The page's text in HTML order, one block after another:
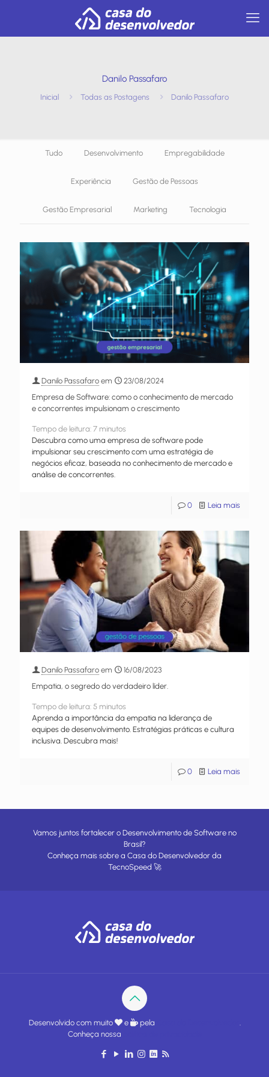
Danilo Passafaro
Inicial Todas as Postagens Danilo Passafaro
Tudo Desenvolvimento Empregabilidade
Experiência Gestão de Pessoas
Gestão Empresarial Marketing Tecnologia
Danilo Passafaro em
23/08/2024
Empresa de Software: como o conhecimento de mercado
e concorrentes impulsionam o crescimento
Tempo de leitura: 7 minutos
Descubra como uma empresa de software pode
impulsionar seu crescimento com uma estratégia de
negócios eficaz, baseada no conhecimento de mercado e
análise de concorrentes.
0 Leia mais
Danilo Passafaro em
16/08/2023
Empatia, o segredo do verdadeiro líder.
Tempo de leitura: 5 minutos
Aprenda a importância da empatia na liderança de
equipes de desenvolvimento. Estratégias práticas e cultura
inclusiva. Descubra mais!
0 Leia mais
Vamos juntos fortalecer o Desenvolvimento de Software no
Brasil?
Conheça mais sobre a Casa do Desenvolvedor da
TecnoSpeed 🚀
Desenvolvido com muito e pela
Conheça nossa